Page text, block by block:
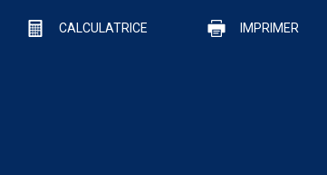
CALCULATRICE IMPRIMER